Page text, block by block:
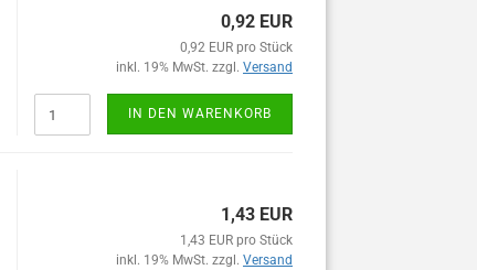
0,92 EUR
0,92 EUR pro Stück
inkl. 19% MwSt. zzgl. Versand
IN DEN WARENKORB
1,43 EUR
1,43 EUR pro Stück
inkl. 19% MwSt. zzgl. Versand